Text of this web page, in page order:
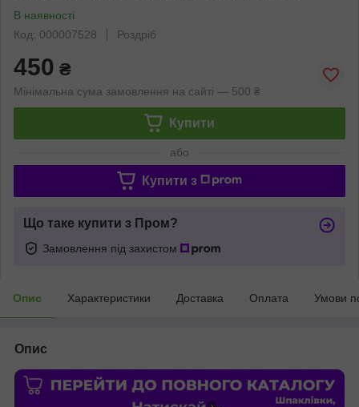
В наявності
Код: 000007528
Роздріб
450 ₴
Мінімальна сума замовлення на сайті — 500 ₴
Купити
або
Купити з
Що таке купити з Пром?
Замовлення під захистом
Опис Характеристики Доставка Оплата Умови
Опис